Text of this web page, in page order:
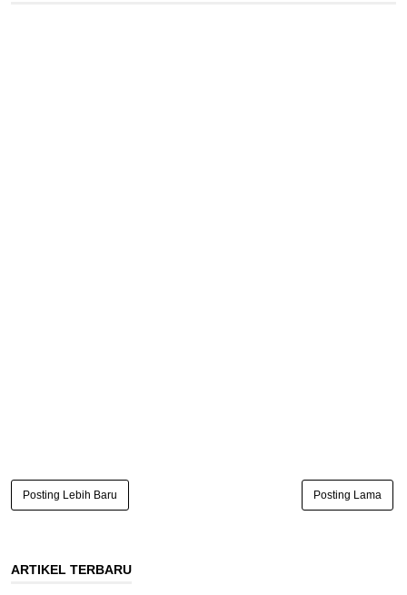
Posting Lebih Baru Posting Lama
ARTIKEL TERBARU